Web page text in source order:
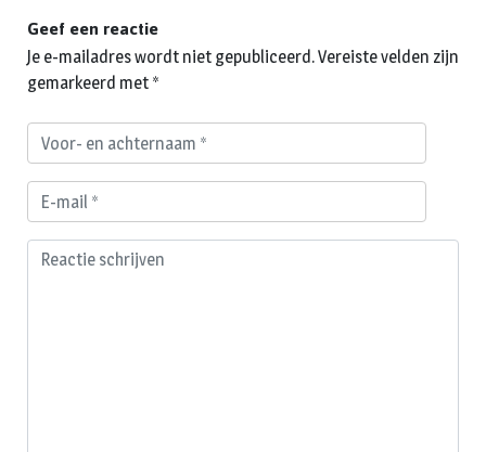
Geef een reactie
Je e-mailadres wordt niet gepubliceerd.Vereiste velden zijn
gemarkeerd met *